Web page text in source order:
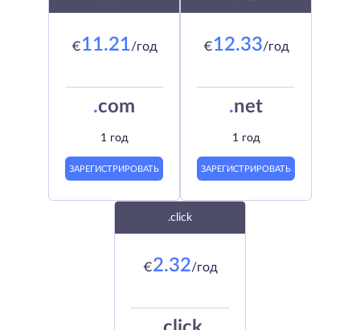
€11.21/год
.com
1 год
ЗАРЕГИСТРИРОВАТЬ
€12.33/год
.net
1 год
ЗАРЕГИСТРИРОВАТЬ
.click
€2.32/год